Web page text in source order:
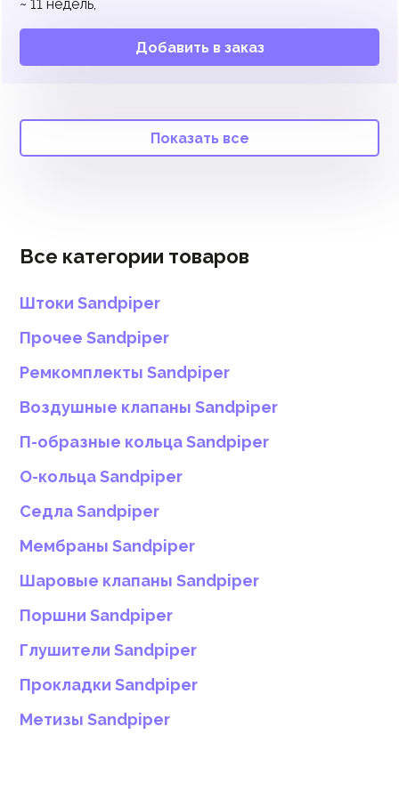
~ 11 недель,
Добавить в заказ
Показать все
Все категории товаров
Штоки Sandpiper
Прочее Sandpiper
Ремкомплекты Sandpiper
Воздушные клапаны Sandpiper
П-образные кольца Sandpiper
О-кольца Sandpiper
Седла Sandpiper
Мембраны Sandpiper
Шаровые клапаны Sandpiper
Поршни Sandpiper
Глушители Sandpiper
Прокладки Sandpiper
Метизы Sandpiper